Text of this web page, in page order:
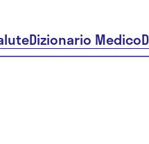
Dizionario Medico